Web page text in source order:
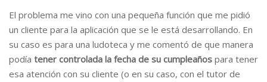
El problema me vino con una pequeña función que me pidió
un cliente para la aplicación que se le está desarrollando. En
su caso es para una ludoteca y me comentó de que manera
podía tener controlada la fecha de su cumpleaños para tener
esa atención con su cliente (o en su caso, con el tutor de